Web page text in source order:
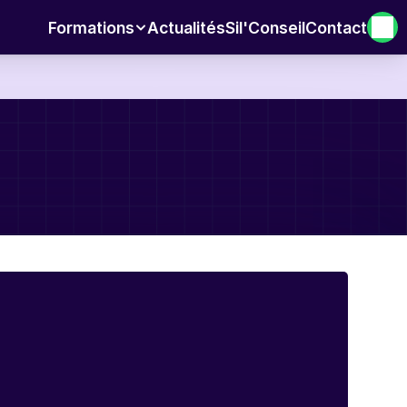
Formations ActualitésSil'ConseilContact